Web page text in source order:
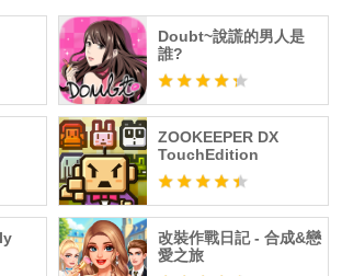
Doubt~說謊的男人是
誰?
ZOOKEEPER DX
TouchEdition
改裝作戰日記 - 合成&戀
愛之旅